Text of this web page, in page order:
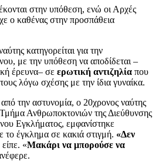
στην υπόθεση, ενώ οι Αρχές
ο καθένας στην προσπάθεια
κατηγορείται για την
με την υπόθεση να αποδίδεται –
έρευνα– σε ερωτική αντιζηλία που
λόγω σχέσης με την ίδια γυναίκα.
την αστυνομία, ο 20χρονος ναύτης
Ανθρωποκτονιών της Διεύθυνσης
Εγκλήματος, εμφανίστηκε
το έγκλημα σε κακιά στιγμή. «Δεν
είπε. «Μακάρι να μπορούσε να